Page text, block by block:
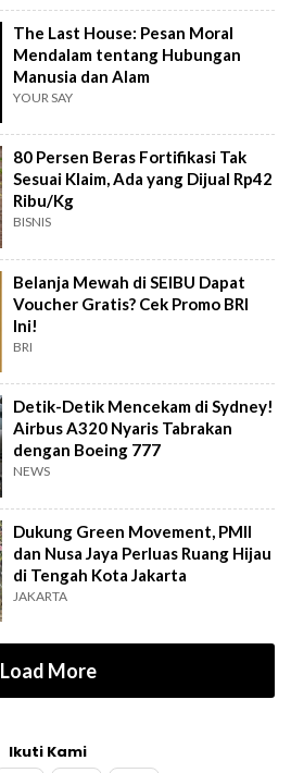
The Last House: Pesan Moral
Mendalam tentang Hubungan
Manusia dan Alam
YOUR SAY
80 Persen Beras Fortifikasi Tak
Sesuai Klaim, Ada yang Dijual Rp42
Ribu/Kg
BISNIS
Belanja Mewah di SEIBU Dapat
Voucher Gratis? Cek Promo BRI
Ini!
BRI
Detik-Detik Mencekam di Sydney!
Airbus A320 Nyaris Tabrakan
dengan Boeing 777
NEWS
Dukung Green Movement, PMII
dan Nusa Jaya Perluas Ruang Hijau
di Tengah Kota Jakarta
JAKARTA
Load More
Ikuti Kami